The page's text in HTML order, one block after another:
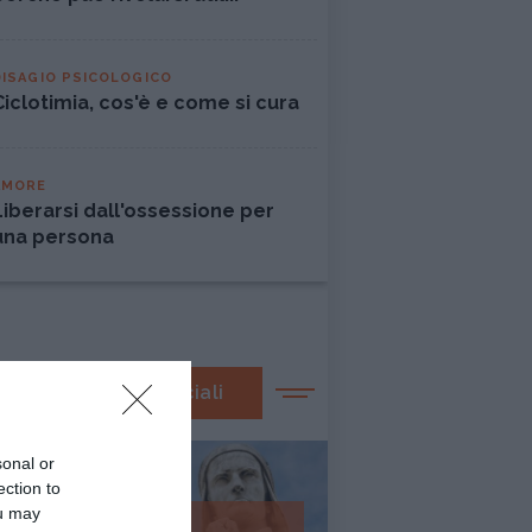
or
to
may
PSICOLOGICO
cos'è e come si cura
dall'ossessione per
persona
I nostri speciali